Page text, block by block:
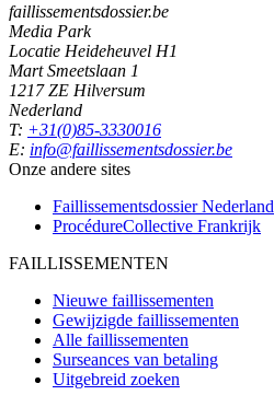
faillissementsdossier.be
Media Park
Locatie Heideheuvel H1
Mart Smeetslaan 1
1217 ZE Hilversum
Nederland
T: +31(0)85-3330016
E: info@faillissementsdossier.be
Onze andere sites
Faillissementsdossier Nederland
ProcédureCollective Frankrijk
FAILLISSEMENTEN
Nieuwe faillissementen
Gewijzigde faillissementen
Alle faillissementen
Surseances van betaling
Uitgebreid zoeken